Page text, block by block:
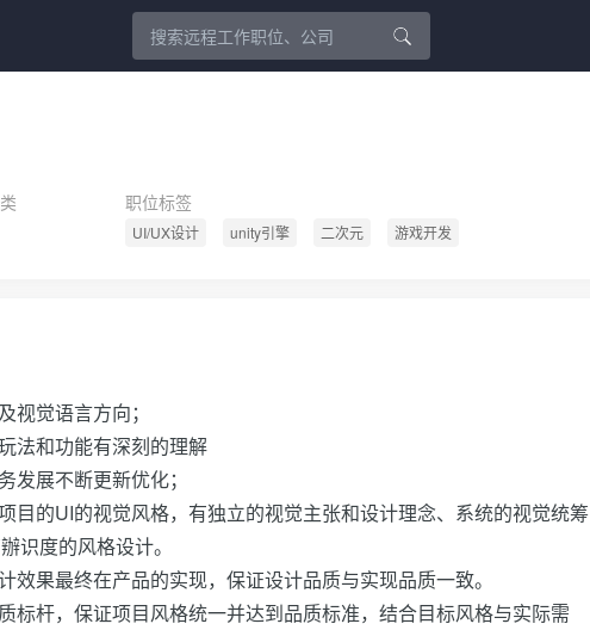
职位标签
UI/UX设计 unity引擎 二次元 游戏开发
视觉语言方向；
法和功能有深刻的理解
发展不断更新优化；
目的UI的视觉风格，有独立的视觉主张和设计理念、系统的视觉统筹
识度的风格设计。
果最终在产品的实现，保证设计品质与实现品质一致。
标杆，保证项目风格统一并达到品质标准，结合目标风格与实际需